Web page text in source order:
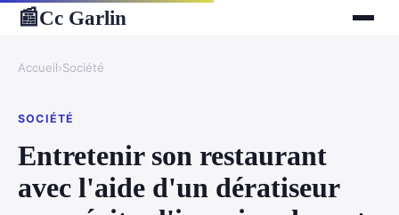
📰Cc Garlin
Accueil›Société
SOCIÉTÉ
Entretenir son restaurant
avec l'aide d'un dératiseur